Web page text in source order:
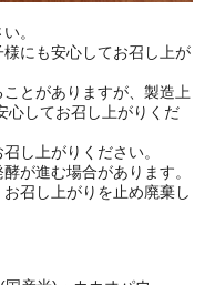
。
にも安心してお召し上が
とがありますが、製造上
心してお召し上がりくだ
し上がりください。
が進む場合があります。
召し上がりを止め廃棄し